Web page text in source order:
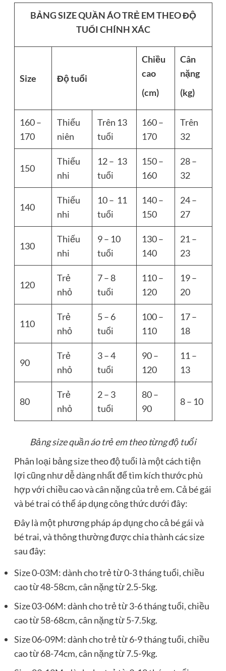
BẢNG SIZE QUẦN ÁO TRẺ EM THEO ĐỘ
TUỔI CHÍNH XÁC
Size Độ tuổi
Chiều
cao
(cm)
Cân
nặng
(kg)
160 –
170
Thiếu
niên
Trên 13
tuổi
160 –
170
Trên
32
150
Thiếu
nhi
12 – 13
tuổi
150 –
160
28 –
32
140
Thiếu
nhi
10 – 11
tuổi
140 –
150
24 –
27
130
Thiếu
nhi
9 – 10
tuổi
130 –
140
21 –
23
120
Trẻ
nhỏ
7 – 8
tuổi
110 –
120
19 –
20
110
Trẻ
nhỏ
5 – 6
tuổi
100 –
110
17 –
18
90
Trẻ
nhỏ
3 – 4
tuổi
90 –
120
11 –
13
80
Trẻ
nhỏ
2 – 3
tuổi
80 –
90
8 – 10
Bảng size quần áo trẻ em theo từng độ tuổi
Phân loại bảng size theo độ tuổi là một cách tiện
lợi cũng như dễ dàng nhất để tìm kích thước phù
hợp với chiều cao và cân nặng của trẻ em. Cả bé gái
và bé trai có thể áp dụng công thức dưới đây:
Đây là một phương pháp áp dụng cho cả bé gái và
bé trai, và thông thường được chia thành các size
sau đây:
Size 0-03M: dành cho trẻ từ 0-3 tháng tuổi, chiều
cao từ 48-58cm, cân nặng từ 2.5-5kg.
Size 03-06M: dành cho trẻ từ 3-6 tháng tuổi, chiều
cao từ 58-68cm, cân nặng từ 5-7.5kg.
Size 06-09M: dành cho trẻ từ 6-9 tháng tuổi, chiều
cao từ 68-74cm, cân nặng từ 7.5-9kg.